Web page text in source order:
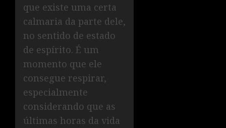
que existe uma certa
calmaria da parte dele,
no sentido de estado
de espírito. É um
momento que ele
consegue respirar,
especialmente
considerando que as
últimas horas da vida